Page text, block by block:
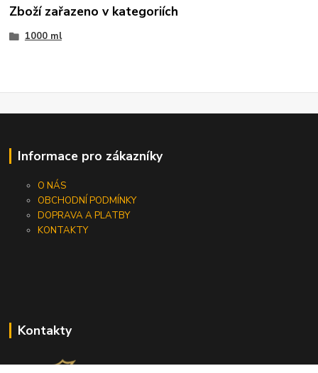
Zboží zařazeno v kategoriích
1000 ml
Informace pro zákazníky
O NÁS
OBCHODNÍ PODMÍNKY
DOPRAVA A PLATBY
KONTAKTY
Kontakty